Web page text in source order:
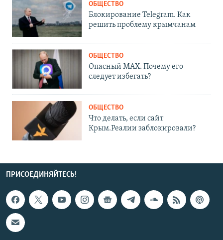
ОБЩЕСТВО
Блокирование Telegram. Как
решить проблему крымчанам
ОБЩЕСТВО
Опасный MAX. Почему его
следует избегать?
ОБЩЕСТВО
Что делать, если сайт
Крым.Реалии заблокировали?
ПРИСОЕДИНЯЙТЕСЬ!